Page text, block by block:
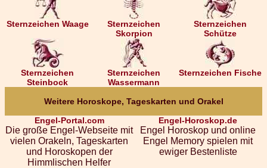
Sternzeichen Waage
Sternzeichen
Skorpion
Sternzeichen
Schütze
Sternzeichen
Steinbock
Sternzeichen
Wassermann
Sternzeichen Fische
Weitere Horoskope, Tageskarten und Orakel
Engel-Portal.com
Die große Engel-Webseite mit
vielen Orakeln, Tageskarten
und Horoskopen der
Himmlischen Helfer
Engel-Horoskop.de
Engel Horoskop und online
Engel Memory spielen mit
ewiger Bestenliste